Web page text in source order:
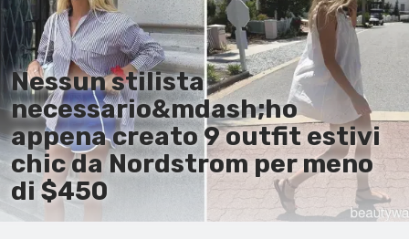
En
Es
Ru
It
De
Nessun stilista
necessario&mdash;ho
appena creato 9 outfit estivi
chic da Nordstrom per meno
di $450